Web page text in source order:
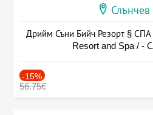
Слънчев
Дрийм Съни Бийч Резорт §
Resort and Spa / -
-15%
56.75€